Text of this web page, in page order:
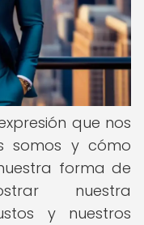
que nos
somos y cómo
forma de
nuestra
y nuestros